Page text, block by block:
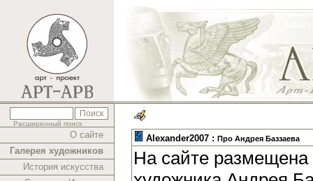
Расширенный поиск
О сайте
Галерея художников
История искусства
Alexander2007 : Про Андрея Баззаева
На сайте размещена